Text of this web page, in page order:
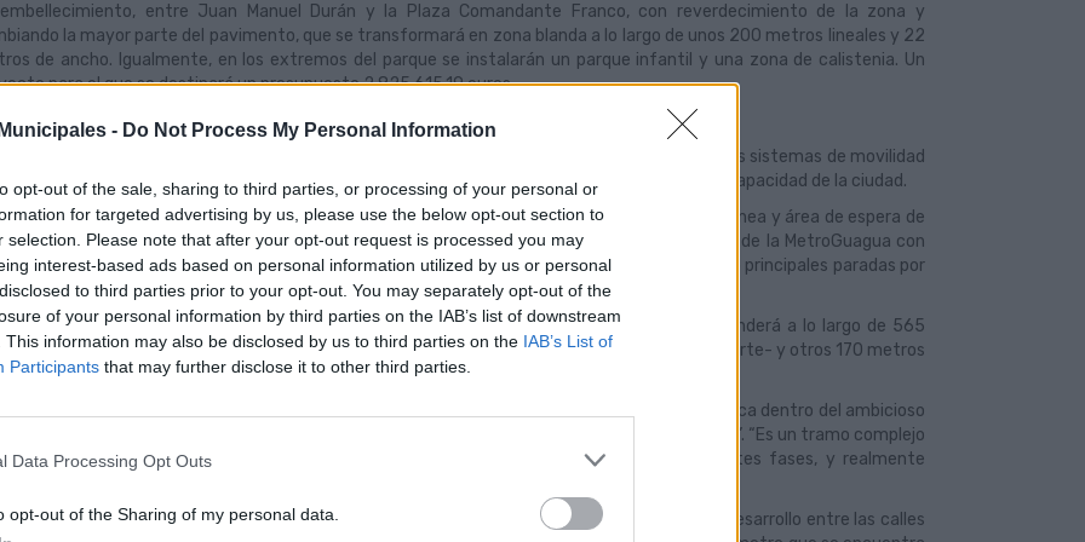
- Do Not Process My Personal Information
opt-out of the sale, sharing to third parties, or processing of your personal or
for targeted advertising by us, please use the below opt-out section to
selection. Please note that after your opt-out request is processed you may
interest-based ads based on personal information utilized by us or personal
to third parties prior to your opt-out. You may separately opt-out of the
of your personal information by third parties on the IAB’s list of downstream
This information may also be disclosed by us to third parties on the IAB’s List of
Participants that may further disclose it to other third parties.
Data Processing Opt Outs
opt-out of the Sharing of my personal data.
entre Juan Manuel Durán y la Plaza Comandante Franco, con reverdecimiento de la zona y
la mayor parte del pavimento, que se transformará en zona blanda a lo largo de unos 200 metros lineales y 22
de ancho. Igualmente, en los extremos del parque se instalarán un parque infantil y una zona de calistenia. Un
para el que se destinará un presupuesto 2.825.615,19 euros.
del transporte público
de las principales mejoras de este entorno es la movilidad, ya que el parque integrará todos los sistemas de movilidad
parte del recorrido de la MetroGuagua, el futuro sistema de transporte público de alta capacidad de la ciudad.
ello, el Consistorio ya está llevando a cabo las obras de construcción de una parada subterránea y área de espera de
que se convertirá en un espacio singular y permitirá una rápida y permanente conexión de la MetroGuagua con
emblemático punto de la ciudad. Un espacio que en la actualidad concentra tres de las cinco principales paradas por
de clientes de la red de Guaguas Municipales.
inferior del parque, que alcanzará una profundidad superior a los siete metros, se extenderá a lo largo de 565
lineales, con 395 metros bajo tierra –donde se ubicarán las paradas del sistema de transporte- y otros 170 metros
ocuparán las rampas de entrada y salida.
el concejal de Movilidad y presidente de Guaguas Municipales, se trata de una “obra estratégica dentro del ambicioso
de movilidad y transformación que lleva a cabo la MetroGuagua a lo largo de su recorrido”. “Es un tramo complejo
un verdadero desafío para la ingeniería, como podremos comprobar en diferentes fases, y realmente
dispone de un área de actuación en el entorno del parque de Santa Catalina con un desarrollo entre las calles